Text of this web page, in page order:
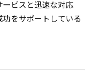
ービスと迅速な対応
をサポートしている